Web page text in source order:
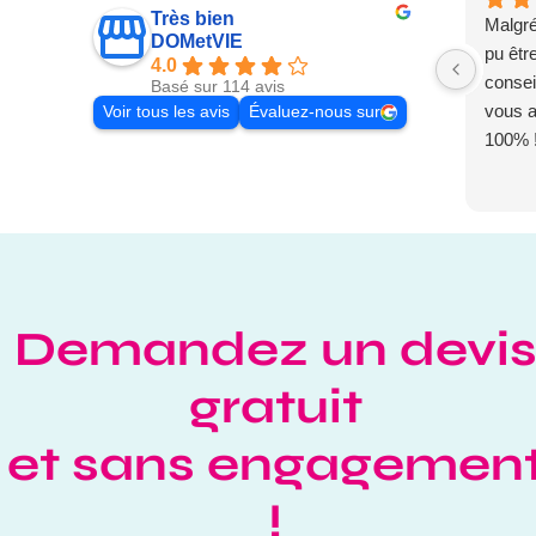
Très bien
DOMetVIE
4.0
Basé sur 114 avis
Voir tous les avis
Évaluez-nous sur
pu
vous
100%
Demandez un devis
gratuit
et sans
!